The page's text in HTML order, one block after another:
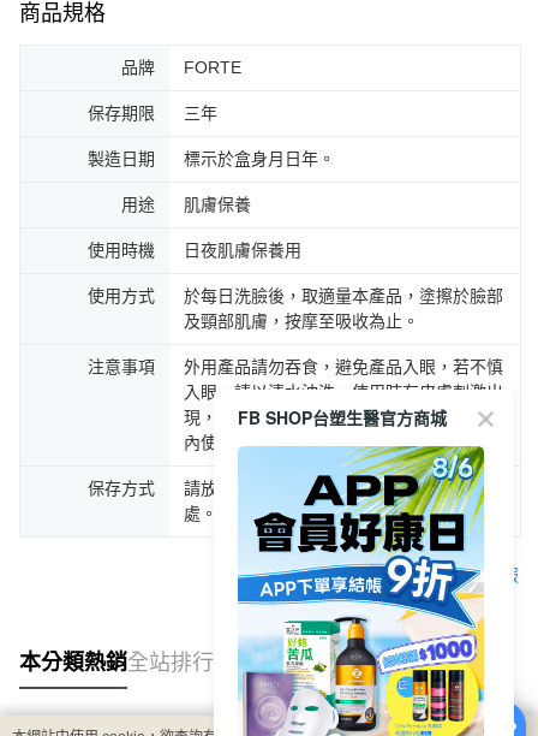
商品規格
品牌 FORTE
保存期限 三年
製造日期 標示於盒身月日年。
用途 肌膚保養
使用時機 日夜肌膚保養用
使用方式
於每日洗臉後，取適量本產品，塗擦於臉部
及頸部肌膚，按摩至吸收為止。
注意事項
外用產品請勿吞食，避免產品入眼，若不慎
入眼，請以清水沖洗。使用時有皮膚刺激出
現，請停止使用。產品拆封後儘速於六個月
內使用完畢，以確保最優品質。
保存方式
請放置於陰涼處，避免置於高溫及陽光直射
處。
客服
本分類熱銷全站排行
FB SHOP台塑生醫官方商城